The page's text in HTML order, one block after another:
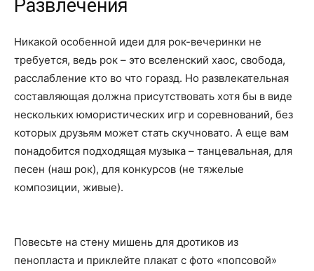
Развлечения
Никакой особенной идеи для рок-вечеринки не
требуется, ведь рок – это вселенский хаос, свобода,
расслабление кто во что горазд. Но развлекательная
составляющая должна присутствовать хотя бы в виде
нескольких юмористических игр и соревнований, без
которых друзьям может стать скучновато. А еще вам
понадобится подходящая музыка – танцевальная, для
песен (наш рок), для конкурсов (не тяжелые
композиции, живые).
Повесьте на стену мишень для дротиков из
пенопласта и приклейте плакат с фото «попсовой»